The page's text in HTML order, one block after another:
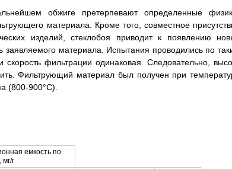
обжиге претерпевают определенные
материала. Кроме того, совместное
изделий, стеклобоя приводит к появлению
заявляемого материала. Испытания проводились по
фильтрации одинаковая. Следовательно,
Фильтрующий материал был получен при
(800-900°С).
емкость по
г